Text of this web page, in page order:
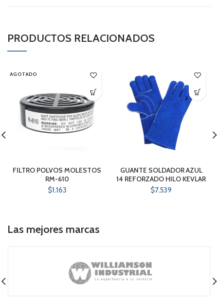
PRODUCTOS RELACIONADOS
AGOTADO
FILTRO POLVOS MOLESTOS
RM-610
$1.163
GUANTE SOLDADOR AZUL
14 REFORZADO HILO KEVLAR
$7.539
Las mejores marcas